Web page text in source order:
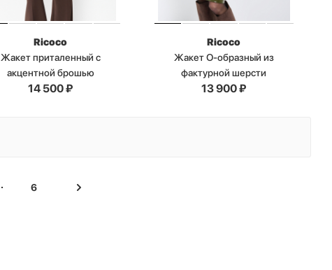
Ricoco
Жакет приталенный с
акцентной брошью
14 500₽
Ricoco
Жакет О-образный из
фактурной шерсти
13 900₽
6